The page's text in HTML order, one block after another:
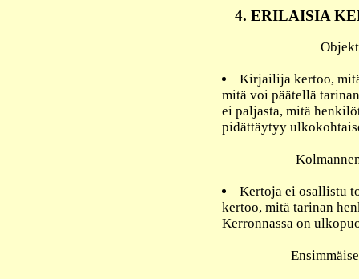
4. ERILAISIA
Kirjailija kertoo,
mitä voi päätellä
ei paljasta, mitä
pidättäytyy
Kertoja ei osallistu
kertoo, mitä tarinan
Kerronnassa on